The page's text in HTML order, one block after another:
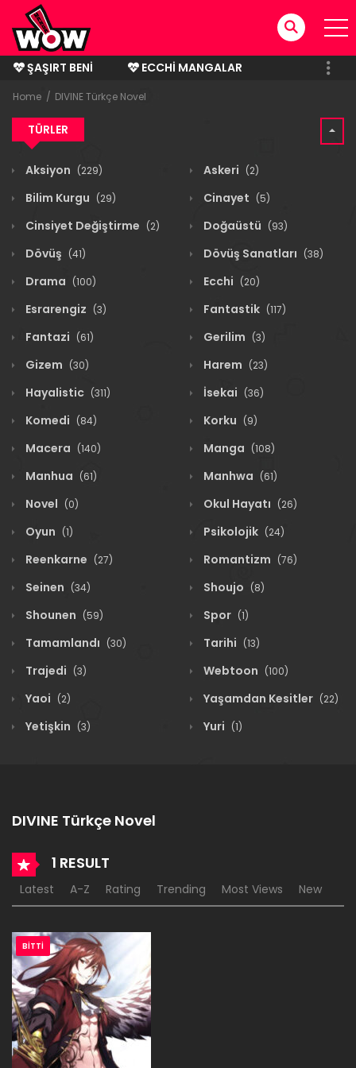
ŞAŞIRT BENI
ECCHI MANGALAR
BITMIŞ MANGALAR
Home DIVINE Türkçe Novel
TÜRLER
Aksiyon (229) Askeri (2)
Bilim Kurgu (29) Cinayet (5)
Cinsiyet Değiştirme (2) Doğaüstü (93)
Dövüş (41) Dövüş Sanatları (38)
Drama (100) Ecchi (20)
Esrarengiz (3) Fantastik (117)
Fantazi (61) Gerilim (3)
Gizem (30) Harem (23)
Hayalistic (311) İsekai (36)
Komedi (84) Korku (9)
Macera (140) Manga (108)
Manhua (61) Manhwa (61)
Novel (0) Okul Hayatı (26)
Oyun (1) Psikolojik (24)
Reenkarne (27) Romantizm (76)
Seinen (34) Shoujo (8)
Shounen (59) Spor (1)
Tamamlandı (30) Tarihi (13)
Trajedi (3) Webtoon (100)
Yaoi (2) Yaşamdan Kesitler (22)
Yetişkin (3) Yuri (1)
DIVINE Türkçe Novel
1 RESULT
Latest A-Z Rating Trending Most Views New
BITTI